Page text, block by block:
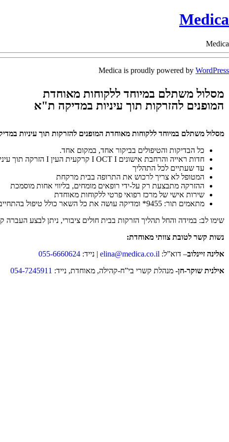
Medica
Medica
Medica is proudly powered by WordPress
מסלול משתלם במיוחד ללקוחות מאוחדת
המופנים להזרקות תוך עיניות במדיקה ת"א
מסלול משתלם במיוחד ללקוחות מאוחדת המופנים להזרקות תוך עיניות
כל הבדיקות והטיפולים בביקור אחד, במקום אחד.
חדות ראייה והרחבת אישונים I OCT I קרקעית העין I הזרקה תוך עינית
עד שעתיים לכל התהליך
המטופל לא צריך לרכוש את התרופה בבית מרקחת
ההזרקה מתבצעת רק על-ידי רופאים מומחים, בליווי אחות מוסמכת
שירות אישי של מרכז רפואי פרטי ללקוחות מאוחדת
מתאמים תור: 9455* ומדיקה עושה את כל השאר כולל טיפול בהתחייבות הכספית.
שימו לב: במידה והחל תהליך הזרקות בבית חולים ציבורי, ניתן לבצע
נשות קשר לטובת צוותי מאוחדת:
אלינה זיינלוב– דוא”ל: elina@medica.co.il | נייד: 055-6660624
אילנית שוקר-חן- מנהלת קשרי בי”ח-קהילה, מאוחדת, נייד: 054-7245911